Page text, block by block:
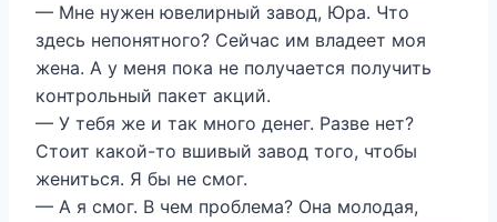
— Мне нужен ювелирный завод, Юра. Что
здесь непонятного? Сейчас им владеет моя
жена. А у меня пока не получается получить
контрольный пакет акций.
— У тебя же и так много денег. Разве нет?
Стоит какой-то вшивый завод того, чтобы
жениться. Я бы не смог.
— А я смог. В чем проблема? Она молодая,